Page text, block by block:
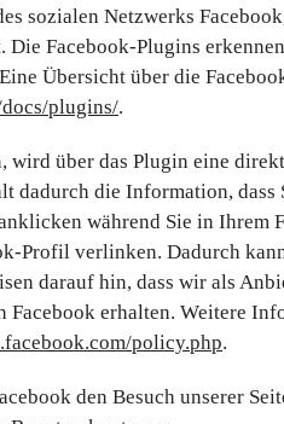
sozialen Netzwerks
Facebook-Plugins
Übersicht über die
plugins/.
wird über das Plugin eine
dadurch die Information,
während Sie in
Profil verlinken. Dadurch
darauf hin, dass wir als
Facebook erhalten. Weitere
policy.php.
den Besuch unserer